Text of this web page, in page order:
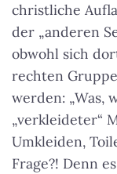
christliche
der „anderen
obwohl sich
rechten
werden: „Was,
„verkleideter“
Umkleiden,
Frage?! Denn